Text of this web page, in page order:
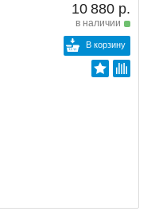
10 880 р.
в наличии
В корзину